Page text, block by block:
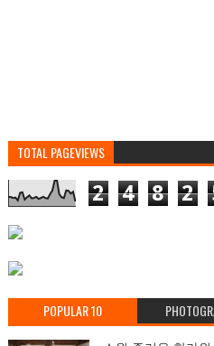
TOTAL PAGEVIEWS
2 4 8 2
POPULAR 10